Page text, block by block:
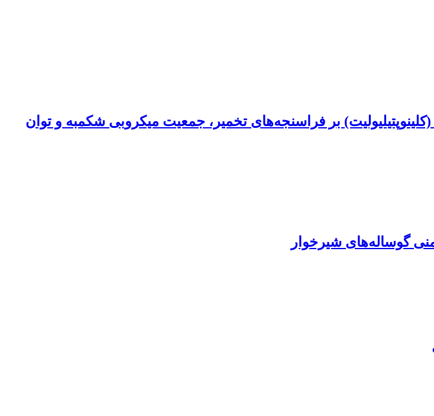
بر فراسنجه‌های تخمیر، جمعیت میکروبی شکمبه و توان
گوساله‌های شیرخوار